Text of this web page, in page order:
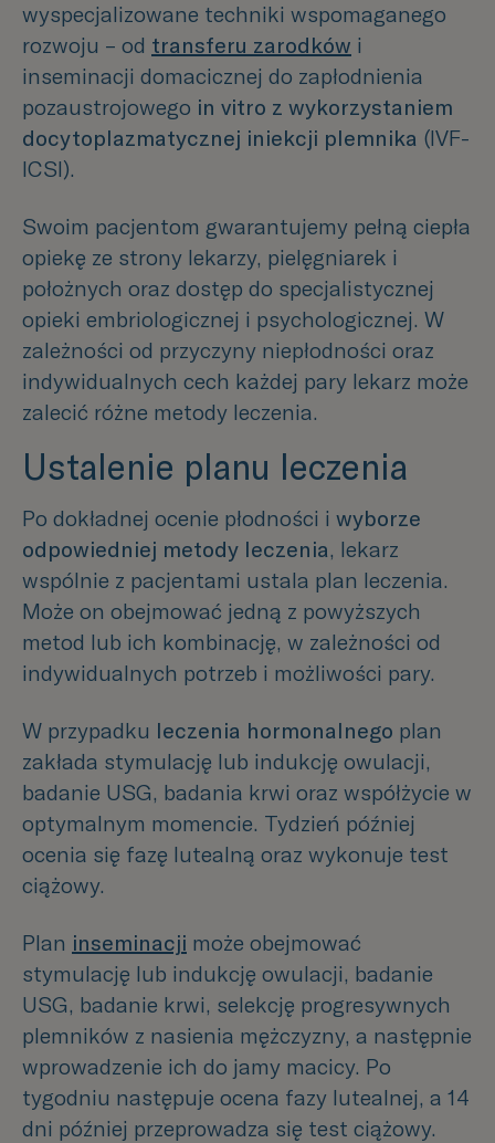
wyspecjalizowane techniki wspomaganego
rozwoju – od transferu zarodków i
inseminacji domacicznej do zapłodnienia
pozaustrojowego in vitro z wykorzystaniem
docytoplazmatycznej iniekcji plemnika (IVF-
ICSI).
Swoim pacjentom gwarantujemy pełną ciepła
opiekę ze strony lekarzy, pielęgniarek i
położnych oraz dostęp do specjalistycznej
opieki embriologicznej i psychologicznej. W
zależności od przyczyny niepłodności oraz
indywidualnych cech każdej pary lekarz może
zalecić różne metody leczenia.
Ustalenie planu leczenia
Po dokładnej ocenie płodności i wyborze
odpowiedniej metody leczenia, lekarz
wspólnie z pacjentami ustala plan leczenia.
Może on obejmować jedną z powyższych
metod lub ich kombinację, w zależności od
indywidualnych potrzeb i możliwości pary.
W przypadku leczenia hormonalnego plan
zakłada stymulację lub indukcję owulacji,
badanie USG, badania krwi oraz współżycie w
optymalnym momencie. Tydzień później
ocenia się fazę lutealną oraz wykonuje test
ciążowy.
Plan inseminacji może obejmować
stymulację lub indukcję owulacji, badanie
USG, badanie krwi, selekcję progresywnych
plemników z nasienia mężczyzny, a następnie
wprowadzenie ich do jamy macicy. Po
tygodniu następuje ocena fazy lutealnej, a 14
dni później przeprowadza się test ciążowy.